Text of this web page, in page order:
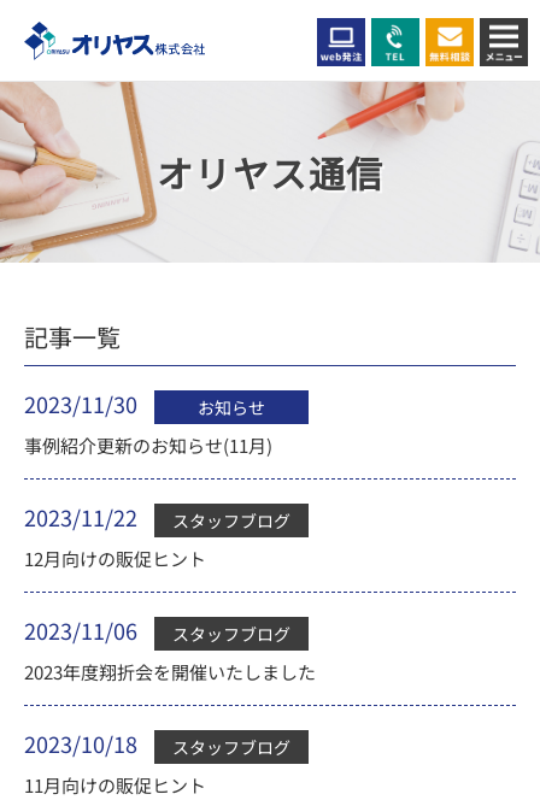
オリヤス通信
記事一覧
2023/11/30 お知らせ
事例紹介更新のお知らせ(11月)
2023/11/22 スタッフブログ
12月向けの販促ヒント
2023/11/06 スタッフブログ
2023年度翔折会を開催いたしました
2023/10/18 スタッフブログ
11月向けの販促ヒント